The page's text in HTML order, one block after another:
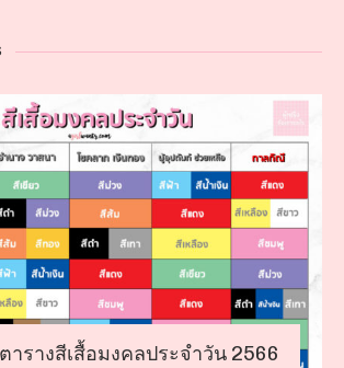
ารางสีเสื้อมงคลประจำวัน 2566